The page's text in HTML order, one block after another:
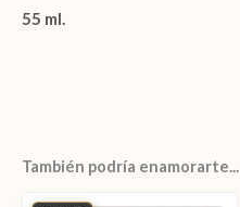
55 ml.
También podría enamorarte...